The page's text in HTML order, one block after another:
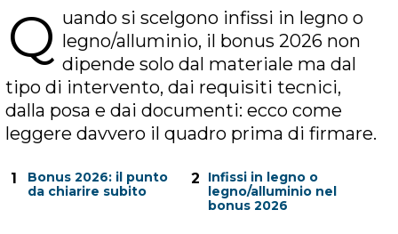
Q uando si scelgono infissi in legno o
legno/alluminio, il bonus 2026 non
dipende solo dal materiale ma dal
tipo di intervento, dai requisiti tecnici,
dalla posa e dai documenti: ecco come
leggere davvero il quadro prima di firmare.
1
Bonus 2026: il punto
da chiarire subito
2
Infissi in legno o
legno/alluminio nel
bonus 2026